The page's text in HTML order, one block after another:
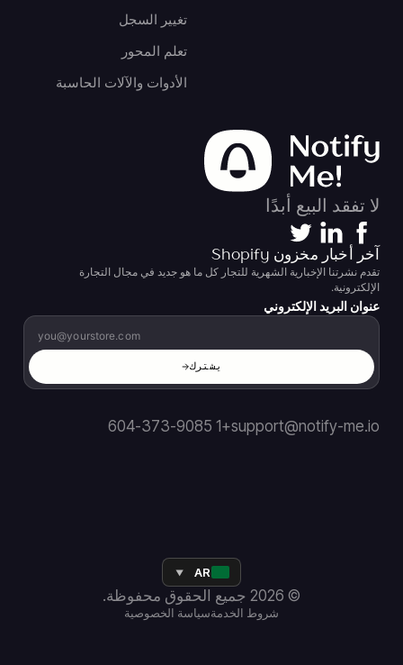
تغيير السجل
تعلم المحور
الأدوات والآلات الحاسبة
لا تفقد البيع أبدًا
آخر أخبار مخزون Shopify
تقدم نشرتنا الإخبارية الشهرية للتجار كل ما هو جديد في مجال التجارة
الإلكترونية.
عنوان البريد الإلكتروني
يشترك
support@notify-me.io
+1 604-373-9085
AR
▼
© 2026 جميع الحقوق محفوظة.
شروط الخدمةسياسة الخصوصية